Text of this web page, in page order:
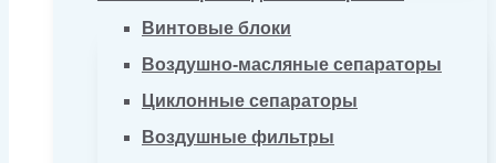
Винтовые блоки
Воздушно-масляные сепараторы
Циклонные сепараторы
Воздушные фильтры